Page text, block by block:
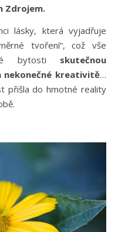
Zdrojem.
lásky, která vyjadřuje
tvoření“, což vše
bytosti skutečnou
nekonečné kreativitě…
přišla do hmotné reality